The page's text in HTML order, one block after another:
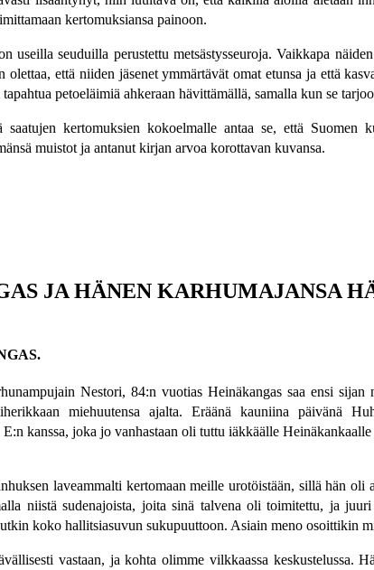
kertomuksiansa painoon.
useilla seuduilla perustettu metsästysseuroja. Vaikkapa
että niiden jäsenet ymmärtävät omat etunsa ja että
petoeläimiä ahkeraan hävittämällä, samalla kun se
kertomuksien kokoelmalle antaa se, että
muistot ja antanut kirjan arvoa korottavan kuvansa.
JA HÄNEN KARHUMAJANSA
Nestori, 84:n vuotias Heinäkangas saa ensi sijan
miehuutensa ajalta. Eräänä kauniina päivänä
kanssa, joka jo vanhastaan oli tuttu iäkkäälle
laveammalti kertomaan meille urotöistään, sillä hän
niistä sudenajoista, joita sinä talvena oli toimitettu, ja
koko hallitsiasuvun sukupuuttoon. Asiain meno osoittikin
vastaan, ja kohta olimme vilkkaassa keskustelussa.